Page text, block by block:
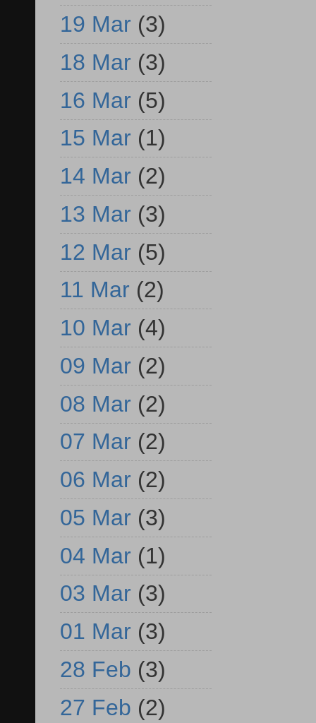
19 Mar (3)
18 Mar (3)
16 Mar (5)
15 Mar (1)
14 Mar (2)
13 Mar (3)
12 Mar (5)
11 Mar (2)
10 Mar (4)
09 Mar (2)
08 Mar (2)
07 Mar (2)
06 Mar (2)
05 Mar (3)
04 Mar (1)
03 Mar (3)
01 Mar (3)
28 Feb (3)
27 Feb (2)